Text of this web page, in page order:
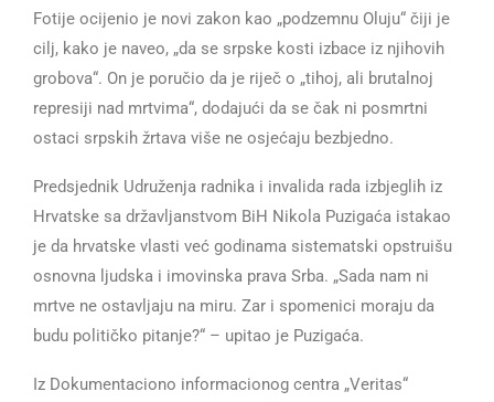
Fotije ocijenio je novi zakon kao „podzemnu Oluju“ čiji je
cilj, kako je naveo, „da se srpske kosti izbace iz njihovih
grobova“. On je poručio da je riječ o „tihoj, ali brutalnoj
represiji nad mrtvima“, dodajući da se čak ni posmrtni
ostaci srpskih žrtava više ne osjećaju bezbjedno.
Predsjednik Udruženja radnika i invalida rada izbjeglih iz
Hrvatske sa državljanstvom BiH Nikola Puzigaća istakao
je da hrvatske vlasti već godinama sistematski opstruišu
osnovna ljudska i imovinska prava Srba. „Sada nam ni
mrtve ne ostavljaju na miru. Zar i spomenici moraju da
budu političko pitanje?“ – upitao je Puzigaća.
Iz Dokumentaciono informacionog centra „Veritas“